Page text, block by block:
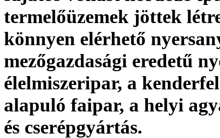
termelőüzemek jöttek
könnyen elérhető
mezőgazdasági eredetű
élelmiszeripar, a
alapuló faipar, a helyi
és cserépgyártás.